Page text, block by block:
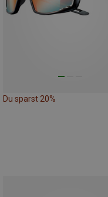
Du sparst 20%